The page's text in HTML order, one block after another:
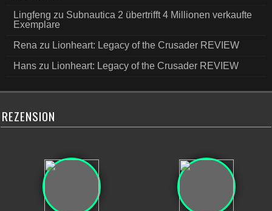
Lingfeng zu Subnautica 2 übertrifft 4 Millionen verkaufte
Exemplare
Rena zu Lionheart: Legacy of the Crusader REVIEW
Hans zu Lionheart: Legacy of the Crusader REVIEW
REZENSION